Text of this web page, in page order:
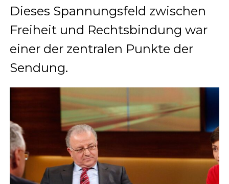
Dieses Spannungsfeld zwischen
Freiheit und Rechtsbindung war
einer der zentralen Punkte der
Sendung.